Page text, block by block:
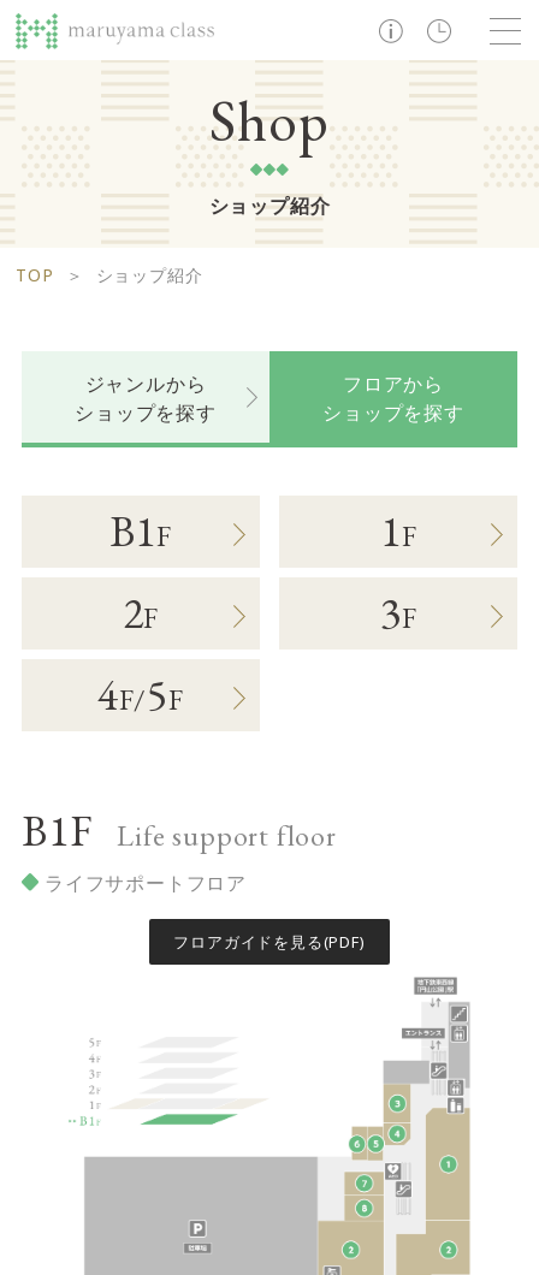
TOP
ショップ レストラン・カフェ ショップニュース
マルヤマ クラスとは
木曜の市
Zooっと割
求人情報
サイトご利用にあたって
サイトマップ
Life support floor
ライフサポートフロア
営業時間 10:00 ~ 20:00
1F Food boutique floor
営業時間 10:00 ~ 20:00
※一部店舗は営業時間が異なります。
2F Fashion & Life style floor
ファッション＆ライフスタイルフロア
3F
Service & Beauty & Restaurant
floor
サービス＆ビューティー＆レストランフロア
4F/5F Physical care floor
営業時間 10:00 ~ 23:00
Shop
ショップ紹介
TOP ＞ ショップ紹介
ジャンルから
ショップを探す
フロアから
ショップを探す
B1F 1F
2F 3F
4F/5F
B1F Life support floor
ライフサポートフロア
フロアガイドを見る(PDF)